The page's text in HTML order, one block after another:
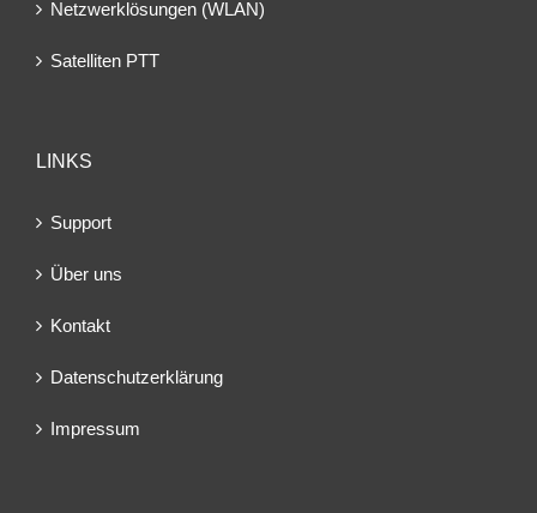
Netzwerklösungen (WLAN)
Satelliten PTT
LINKS
Support
Über uns
Kontakt
Datenschutzerklärung
Impressum